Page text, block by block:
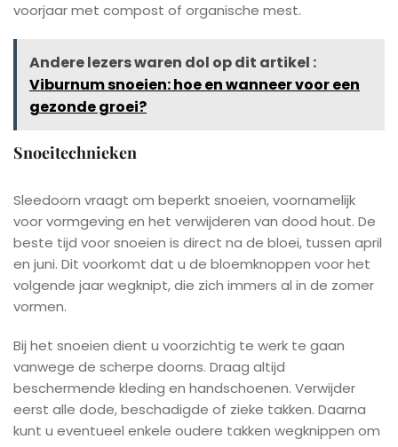
voorjaar met compost of organische mest.
Andere lezers waren dol op dit artikel :
Viburnum snoeien: hoe en wanneer voor een
gezonde groei?
Snoeitechnieken
Sleedoorn vraagt om beperkt snoeien, voornamelijk
voor vormgeving en het verwijderen van dood hout. De
beste tijd voor snoeien is direct na de bloei, tussen april
en juni. Dit voorkomt dat u de bloemknoppen voor het
volgende jaar wegknipt, die zich immers al in de zomer
vormen.
Bij het snoeien dient u voorzichtig te werk te gaan
vanwege de scherpe doorns. Draag altijd
beschermende kleding en handschoenen. Verwijder
eerst alle dode, beschadigde of zieke takken. Daarna
kunt u eventueel enkele oudere takken wegknippen om